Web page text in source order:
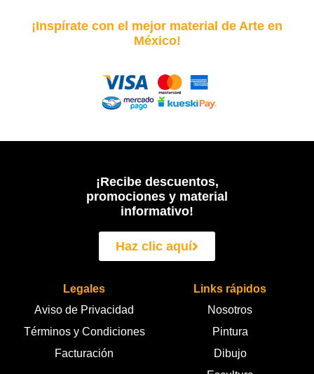
¡Inspírate con el mejor material de Arte en
México!
¡Recibe descuentos,
promociones y material
informativo!
Haz clic aquí
Legales
Aviso de Privacidad
Términos y Condiciones
Facturación
Links rápidos
Nosotros
Pintura
Dibujo